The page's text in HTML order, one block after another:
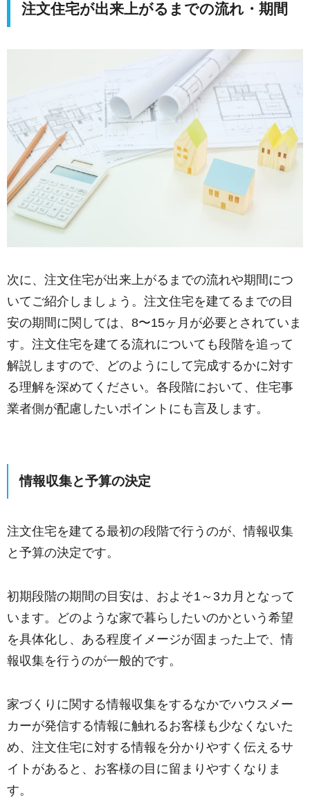
注文住宅が出来上がるまでの流れ・期間
次に、注文住宅が出来上がるまでの流れや期間につ
いてご紹介しましょう。注文住宅を建てるまでの目
安の期間に関しては、8〜15ヶ月が必要とされていま
す。注文住宅を建てる流れについても段階を追って
解説しますので、どのようにして完成するかに対す
る理解を深めてください。各段階において、住宅事
業者側が配慮したいポイントにも言及します。
情報収集と予算の決定
注文住宅を建てる最初の段階で行うのが、情報収集
と予算の決定です。
初期段階の期間の目安は、およそ1～3カ月となって
います。どのような家で暮らしたいのかという希望
を具体化し、ある程度イメージが固まった上で、情
報収集を行うのが一般的です。
家づくりに関する情報収集をするなかでハウスメー
カーが発信する情報に触れるお客様も少なくないた
め、注文住宅に対する情報を分かりやすく伝えるサ
イトがあると、お客様の目に留まりやすくなりま
す。